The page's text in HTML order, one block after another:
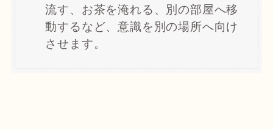
流す、お茶を淹れる、別の部屋へ移
動するなど、意識を別の場所へ向け
させます。